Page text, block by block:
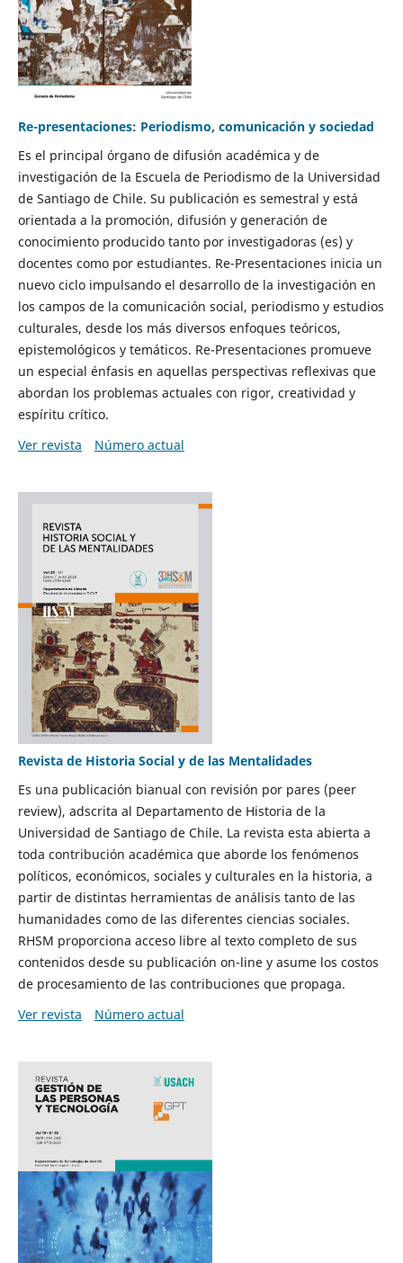
Re-presentaciones: Periodismo, comunicación y sociedad
Es el principal órgano de difusión académica y de
investigación de la Escuela de Periodismo de la Universidad
de Santiago de Chile. Su publicación es semestral y está
orientada a la promoción, difusión y generación de
conocimiento producido tanto por investigadoras (es) y
docentes como por estudiantes. Re-Presentaciones inicia un
nuevo ciclo impulsando el desarrollo de la investigación en
los campos de la comunicación social, periodismo y estudios
culturales, desde los más diversos enfoques teóricos,
epistemológicos y temáticos. Re-Presentaciones promueve
un especial énfasis en aquellas perspectivas reflexivas que
abordan los problemas actuales con rigor, creatividad y
espíritu crítico.
Ver revista
Número actual
Revista de Historia Social y de las Mentalidades
Es una publicación bianual con revisión por pares (peer
review), adscrita al Departamento de Historia de la
Universidad de Santiago de Chile. La revista esta abierta a
toda contribución académica que aborde los fenómenos
políticos, económicos, sociales y culturales en la historia, a
partir de distintas herramientas de análisis tanto de las
humanidades como de las diferentes ciencias sociales.
RHSM proporciona acceso libre al texto completo de sus
contenidos desde su publicación on-line y asume los costos
de procesamiento de las contribuciones que propaga.
Ver revista
Número actual